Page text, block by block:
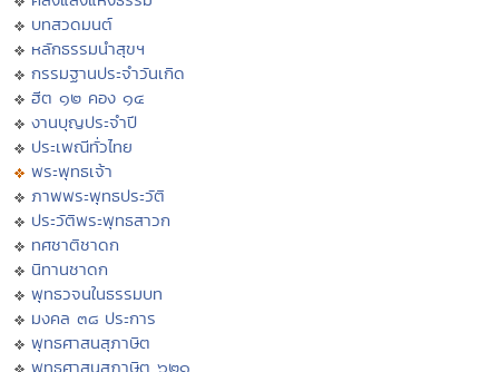
บทสวดมนต์
หลักธรรมนำสุขฯ
กรรมฐานประจำวันเกิด
ฮีต ๑๒ คอง ๑๔
งานบุญประจำปี
ประเพณีทั่วไทย
พระพุทธเจ้า
ภาพพระพุทธประวัติ
ประวัติพระพุทธสาวก
ทศชาติชาดก
นิทานชาดก
พุทธวจนในธรรมบท
มงคล ๓๘ ประการ
พุทธศาสนสุภาษิต
พุทธศาสนสุภาษิต ๖๒๑